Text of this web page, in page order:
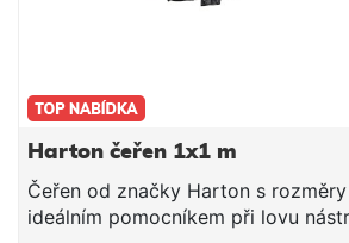
Harton čeřen 1x1 m
Čeřen od značky Harton s
ideálním pomocníkem při lovu